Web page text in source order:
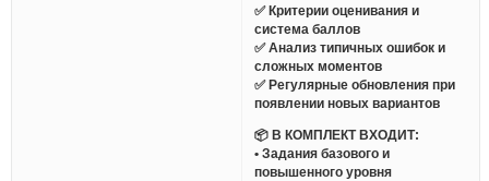
✅ Критерии оценивания и
система баллов
✅ Анализ типичных ошибок и
сложных моментов
✅ Регулярные обновления при
появлении новых вариантов
📦 В КОМПЛЕКТ ВХОДИТ:
• Задания базового и
повышенного уровня